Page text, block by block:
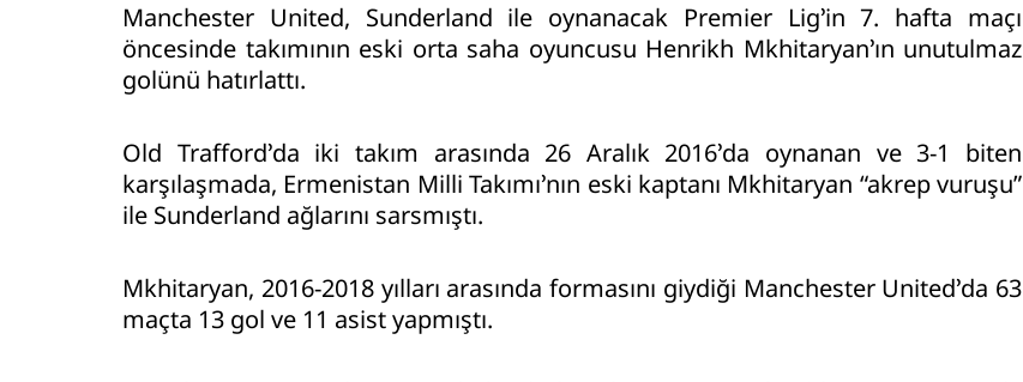
Manchester United, Sunderland ile oynanacak Premier Lig’in 7. hafta maçı
öncesinde takımının eski orta saha oyuncusu Henrikh Mkhitaryan’ın unutulmaz
golünü hatırlattı.
Old Trafford’da iki takım arasında 26 Aralık 2016’da oynanan ve 3-1 biten
karşılaşmada, Ermenistan Milli Takımı’nın eski kaptanı Mkhitaryan “akrep vuruşu”
ile Sunderland ağlarını sarsmıştı.
Mkhitaryan, 2016-2018 yılları arasında formasını giydiği Manchester United’da 63
maçta 13 gol ve 11 asist yapmıştı.